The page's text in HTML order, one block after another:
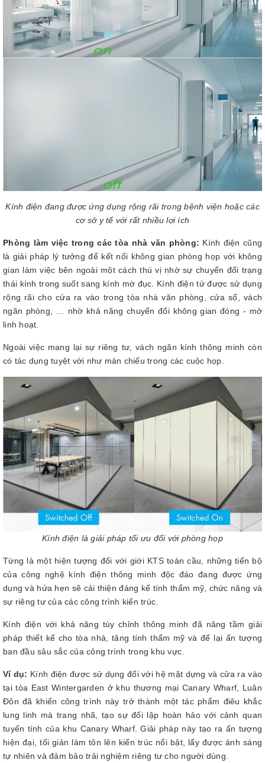
Kính điện đang được ứng dụng rộng rãi trong bệnh viện hoặc các
cơ sở y tế với rất nhiều lợi ích
Phòng làm việc trong các tòa nhà văn phòng: Kính điện cũng
là giải pháp lý tưởng để kết nối không gian phòng họp với không
gian làm việc bên ngoài một cách thú vị nhờ sự chuyển đổi trạng
thái kính trong suốt sang kính mờ đục. Kính điện tử được sử dụng
rộng rãi cho cửa ra vào trong tòa nhà văn phòng, cửa sổ, vách
ngăn phòng, … nhờ khả năng chuyển đổi không gian đóng - mở
linh hoạt.
Ngoài việc mang lại sự riêng tư, vách ngăn kính thông minh còn
có tác dụng tuyệt vời như màn chiếu trong các cuộc họp.
Kính điện là giải pháp tối ưu đối với phòng họp
Từng là một hiện tượng đối với giới KTS toàn cầu, những tiến bộ
của công nghệ kính điện thông minh độc đáo đang được ứng
dụng và hứa hẹn sẽ cải thiện đáng kể tính thẩm mỹ, chức năng và
sự riêng tư của các công trình kiến trúc.
Kính điện với khả năng tùy chỉnh thông minh đã nâng tầm giải
pháp thiết kế cho tòa nhà, tăng tính thẩm mỹ và để lại ấn tượng
ban đầu sâu sắc của công trình trong khu vực.
Ví dụ: Kính điện được sử dụng đối với hệ mặt dựng và cửa ra vào
tại tòa East Wintergarden ở khu thương mại Canary Wharf, Luân
Đôn đã khiến công trình này trở thành một tác phẩm điêu khắc
lung linh mà trang nhã, tạo sự đối lập hoàn hảo với cảnh quan
tuyến tính của khu Canary Wharf. Giải pháp này tạo ra ấn tượng
hiện đại, tối giản làm tôn lên kiến trúc nổi bật, lấy được ánh sáng
tự nhiên và đảm bảo trải nghiệm riêng tư cho người dùng.